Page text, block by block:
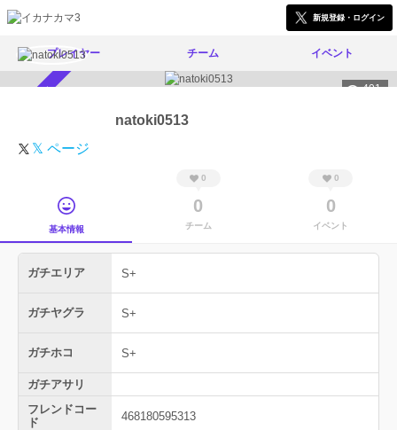
新規登録・ログイン
プレイヤー チーム イベント
401
natoki0513
𝕏 ページ
基本情報
0
0
チーム
0
0
イベント
ガチエリア S+
ガチヤグラ S+
ガチホコ S+
ガチアサリ
フレンドコー
ド
468180595313